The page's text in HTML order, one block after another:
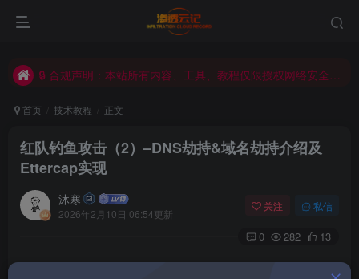
不是每一次努力都会有收获，但每一次收获都必须努力才能得到。
首页 技术教程 正文
红队钓鱼攻击（2）–DNS劫持&域名劫持介绍及
Ettercap实现
沐寒
2026年2月10日 06:54更新
关注 私信
0 282 13